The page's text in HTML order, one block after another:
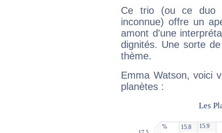
Ce trio (ou ce duo
inconnue) offre un
amont d'une
dignités. Une sorte
thème.
Emma Watson, voici
planètes :